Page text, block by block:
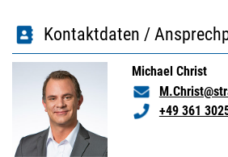
Kontaktdaten /
Michael Christ
+49 361